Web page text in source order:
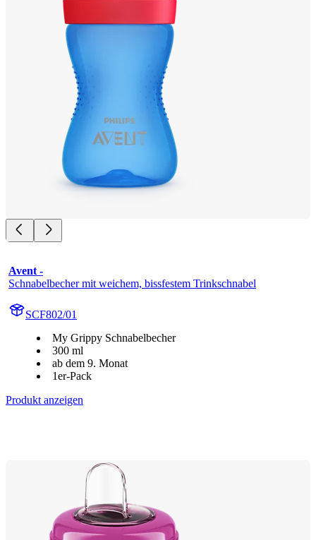
Avent -
Schnabelbecher mit weichem, bissfestem Trinkschnabel
SCF802/01
My Grippy Schnabelbecher
300 ml
ab dem 9. Monat
1er-Pack
Produkt anzeigen